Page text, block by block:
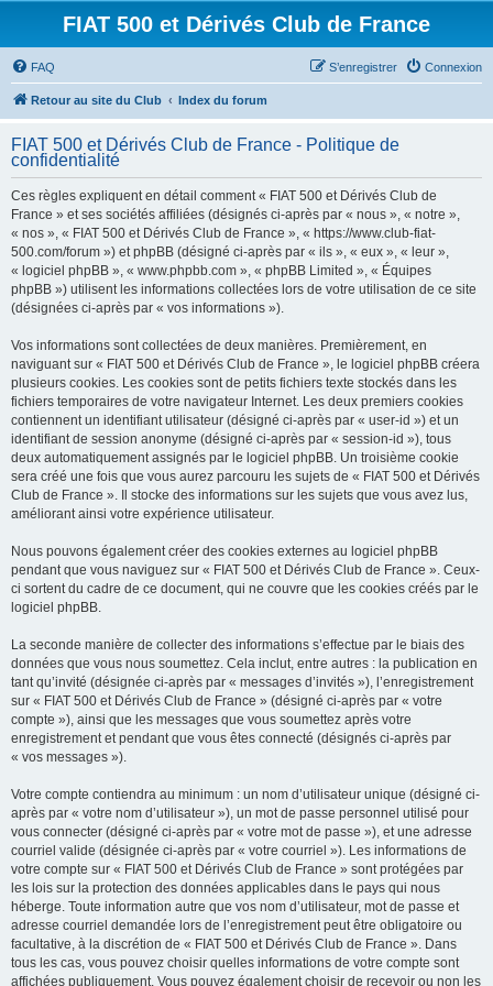
FIAT 500 et Dérivés Club de France
FAQ Connexion
S’enregistrer
Retour au site du Club Index du forum
FIAT 500 et Dérivés Club de France - Politique de
confidentialité
Ces règles expliquent en détail comment « FIAT 500 et Dérivés Club de
France » et ses sociétés affiliées (désignés ci-après par « nous », « notre »,
« nos », « FIAT 500 et Dérivés Club de France », « https://www.club-fiat-
500.com/forum ») et phpBB (désigné ci-après par « ils », « eux », « leur »,
« logiciel phpBB », « www.phpbb.com », « phpBB Limited », « Équipes
phpBB ») utilisent les informations collectées lors de votre utilisation de ce site
(désignées ci-après par « vos informations »).
Vos informations sont collectées de deux manières. Premièrement, en
naviguant sur « FIAT 500 et Dérivés Club de France », le logiciel phpBB créera
plusieurs cookies. Les cookies sont de petits fichiers texte stockés dans les
fichiers temporaires de votre navigateur Internet. Les deux premiers cookies
contiennent un identifiant utilisateur (désigné ci-après par « user-id ») et un
identifiant de session anonyme (désigné ci-après par « session-id »), tous
deux automatiquement assignés par le logiciel phpBB. Un troisième cookie
sera créé une fois que vous aurez parcouru les sujets de « FIAT 500 et Dérivés
Club de France ». Il stocke des informations sur les sujets que vous avez lus,
améliorant ainsi votre expérience utilisateur.
Nous pouvons également créer des cookies externes au logiciel phpBB
pendant que vous naviguez sur « FIAT 500 et Dérivés Club de France ». Ceux-
ci sortent du cadre de ce document, qui ne couvre que les cookies créés par le
logiciel phpBB.
La seconde manière de collecter des informations s’effectue par le biais des
données que vous nous soumettez. Cela inclut, entre autres : la publication en
tant qu’invité (désignée ci-après par « messages d’invités »), l’enregistrement
sur « FIAT 500 et Dérivés Club de France » (désigné ci-après par « votre
compte »), ainsi que les messages que vous soumettez après votre
enregistrement et pendant que vous êtes connecté (désignés ci-après par
« vos messages »).
Votre compte contiendra au minimum : un nom d’utilisateur unique (désigné ci-
après par « votre nom d’utilisateur »), un mot de passe personnel utilisé pour
vous connecter (désigné ci-après par « votre mot de passe »), et une adresse
courriel valide (désignée ci-après par « votre courriel »). Les informations de
votre compte sur « FIAT 500 et Dérivés Club de France » sont protégées par
les lois sur la protection des données applicables dans le pays qui nous
héberge. Toute information autre que vos nom d’utilisateur, mot de passe et
adresse courriel demandée lors de l’enregistrement peut être obligatoire ou
facultative, à la discrétion de « FIAT 500 et Dérivés Club de France ». Dans
tous les cas, vous pouvez choisir quelles informations de votre compte sont
affichées publiquement. Vous pouvez également choisir de recevoir ou non les